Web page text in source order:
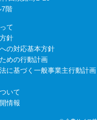
7階
て
針
の対応基本方針
めの行動計画
に基づく一般事業主行動計画
いて
情報